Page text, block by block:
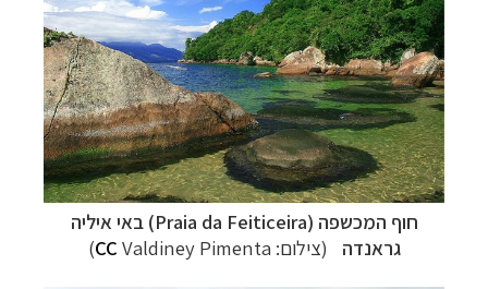
חוף המכשפה (Praia da Feiticeira) באי איליה
גראנדה
(צילום: CC Valdiney Pimenta)